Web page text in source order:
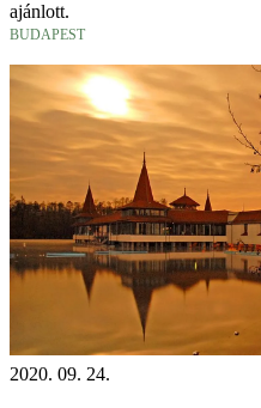
ajánlott.
BUDAPEST
2020. 09. 24.